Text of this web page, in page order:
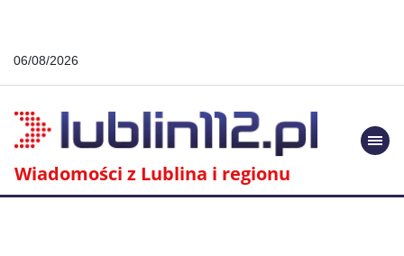
06/08/2026
Wiadomości z Lublina i regionu